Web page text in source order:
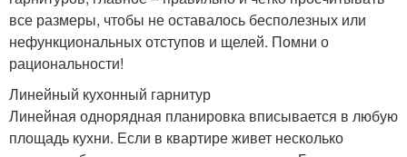
все размеры, чтобы не оставалось бесполезных или
нефункциональных отступов и щелей. Помни о
рациональности!
Линейный кухонный гарнитур
Линейная однорядная планировка вписывается в любую
площадь кухни. Если в квартире живет несколько